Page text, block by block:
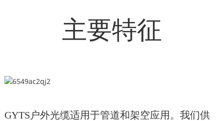
主要特征
GYTS户外光缆适用于管道和架空应用。我们供